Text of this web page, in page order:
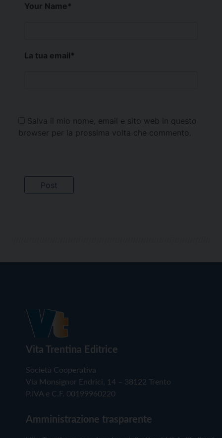
Your Name*
La tua email*
Salva il mio nome, email e sito web in questo
browser per la prossima volta che commento.
Vita Trentina Editrice
Società Cooperativa
Via Monsignor Endrici, 14 – 38122 Trento
P.IVA e C.F. 00199960220
Amministrazione trasparente